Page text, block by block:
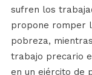
sufren los
propone romper
pobreza,
trabajo precario
en un ejército de